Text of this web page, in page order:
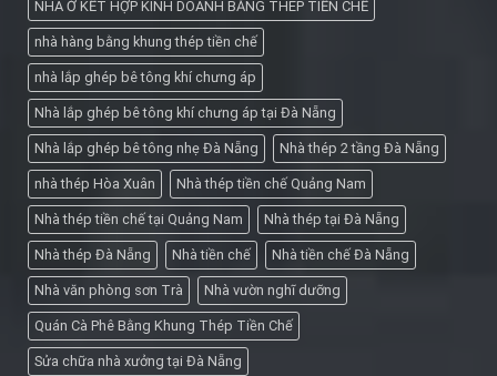
NHÀ Ở KẾT HỢP KINH DOANH BẰNG THÉP TIỀN CHẾ
nhà hàng bằng khung thép tiền chế
nhà lắp ghép bê tông khí chưng áp
Nhà lắp ghép bê tông khí chưng áp tại Đà Nẵng
Nhà lắp ghép bê tông nhẹ Đà Nẵng Nhà thép 2 tầng Đà Nẵng
nhà thép Hòa Xuân Nhà thép tiền chế Quảng Nam
Nhà thép tiền chế tại Quảng Nam Nhà thép tại Đà Nẵng
Nhà thép Đà Nẵng Nhà tiền chế Nhà tiền chế Đà Nẵng
Nhà văn phòng sơn Trà Nhà vườn nghĩ dưỡng
Quán Cà Phê Bằng Khung Thép Tiền Chế
Sửa chữa nhà xưởng tại Đà Nẵng